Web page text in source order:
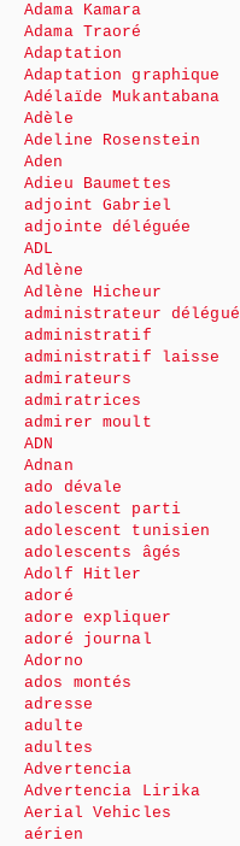
Adama Kamara
Adama Traoré
Adaptation
Adaptation graphique
Adélaïde Mukantabana
Adèle
Adeline Rosenstein
Aden
Adieu Baumettes
adjoint Gabriel
adjointe déléguée
ADL
Adlène
Adlène Hicheur
administrateur délégué
administratif
administratif laisse
admirateurs
admiratrices
admirer moult
ADN
Adnan
ado dévale
adolescent parti
adolescent tunisien
adolescents âgés
Adolf Hitler
adoré
adore expliquer
adoré journal
Adorno
ados montés
adresse
adulte
adultes
Advertencia
Advertencia Lirika
Aerial Vehicles
aérien